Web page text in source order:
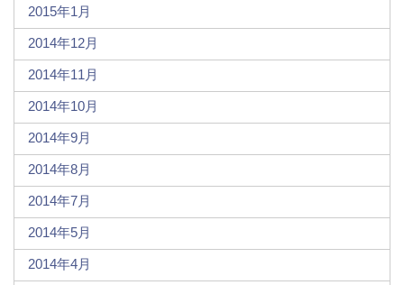
2015年1月
2014年12月
2014年11月
2014年10月
2014年9月
2014年8月
2014年7月
2014年5月
2014年4月